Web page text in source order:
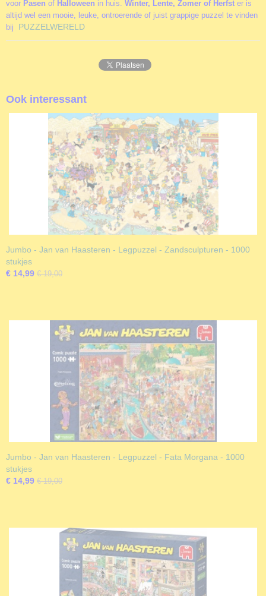
voor Pasen of Halloween in huis. Winter, Lente, Zomer of Herfst er is
altijd wel een mooie, leuke, ontroerende of juist grappige puzzel te vinden
bij PUZZELWERELD
Ook interessant
Jumbo - Jan van Haasteren - Legpuzzel - Zandsculpturen - 1000
stukjes
€ 14,99 € 19,00
Jumbo - Jan van Haasteren - Legpuzzel - Fata Morgana - 1000
stukjes
€ 14,99 € 19,00